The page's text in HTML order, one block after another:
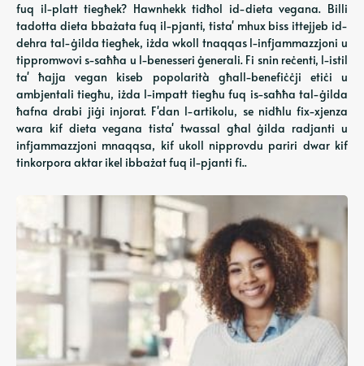
fuq il-platt tiegħek? Hawnhekk tidħol id-dieta vegana. Billi
tadotta dieta bbażata fuq il-pjanti, tista' mhux biss ittejjeb id-
dehra tal-ġilda tiegħek, iżda wkoll tnaqqas l-infjammazzjoni u
tippromwovi s-saħħa u l-benesseri ġenerali. Fi snin reċenti, l-istil
ta' ħajja vegan kiseb popolarità għall-benefiċċji etiċi u
ambjentali tiegħu, iżda l-impatt tiegħu fuq is-saħħa tal-ġilda
ħafna drabi jiġi injorat. F'dan l-artikolu, se nidħlu fix-xjenza
wara kif dieta vegana tista' twassal għal ġilda radjanti u
infjammazzjoni mnaqqsa, kif ukoll nipprovdu pariri dwar kif
tinkorpora aktar ikel ibbażat fuq il-pjanti fi..